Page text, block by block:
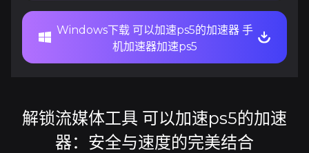
Windows下载 可以加速ps5的加速器 手
机加速器加速ps5
解锁流媒体工具 可以加速ps5的加速
器：安全与速度的完美结合